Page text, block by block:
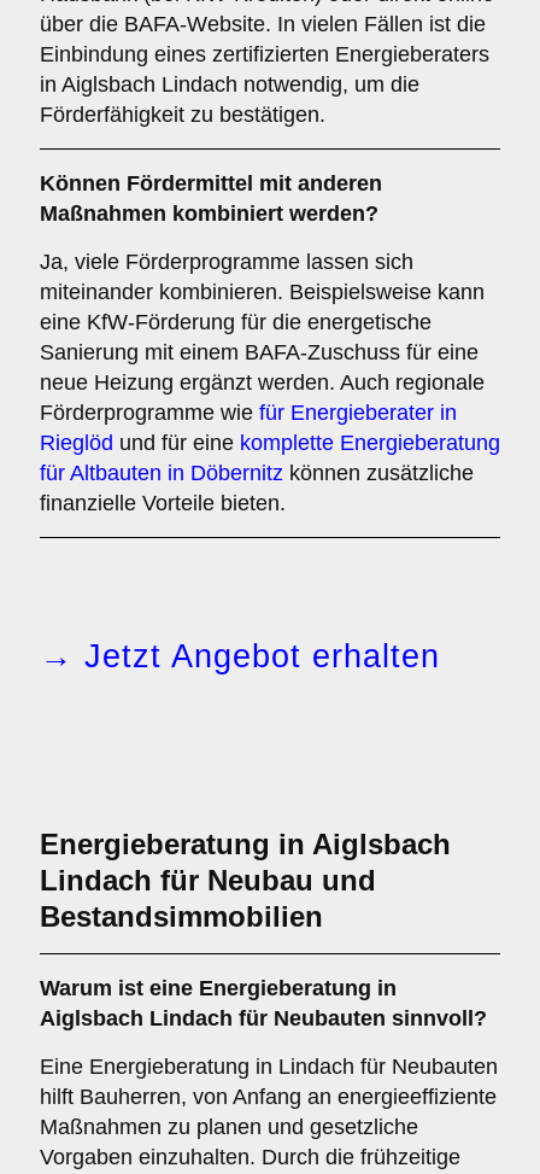
über die BAFA-Website. In vielen Fällen ist die
Einbindung eines zertifizierten Energieberaters
in Aiglsbach Lindach notwendig, um die
Förderfähigkeit zu bestätigen.
Können Fördermittel mit anderen
Maßnahmen kombiniert werden?
Ja, viele Förderprogramme lassen sich
miteinander kombinieren. Beispielsweise kann
eine KfW-Förderung für die energetische
Sanierung mit einem BAFA-Zuschuss für eine
neue Heizung ergänzt werden. Auch regionale
Förderprogramme wie für Energieberater in
Rieglöd und für eine komplette Energieberatung
für Altbauten in Döbernitz können zusätzliche
finanzielle Vorteile bieten.
→ Jetzt Angebot erhalten
Energieberatung in Aiglsbach
Lindach für Neubau und
Bestandsimmobilien
Warum ist eine Energieberatung in
Aiglsbach Lindach für Neubauten sinnvoll?
Eine Energieberatung in Lindach für Neubauten
hilft Bauherren, von Anfang an energieeffiziente
Maßnahmen zu planen und gesetzliche
Vorgaben einzuhalten. Durch die frühzeitige